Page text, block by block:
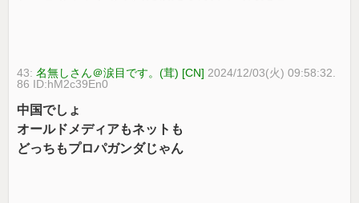
43:名無しさん＠涙目です。(茸) [CN] 2024/12/03(火) 09:58:32.
86 ID:hM2c39En0
中国でしょ
オールドメディアもネットも
どっちもプロパガンダじゃん